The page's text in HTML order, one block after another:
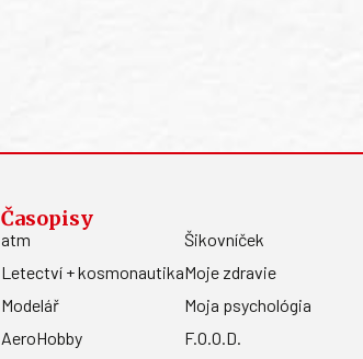
Časopisy
atm
Letectví + kosmonautika
Modelář
AeroHobby
Šikovníček
Moje zdravie
Moja psychológia
F.O.O.D.